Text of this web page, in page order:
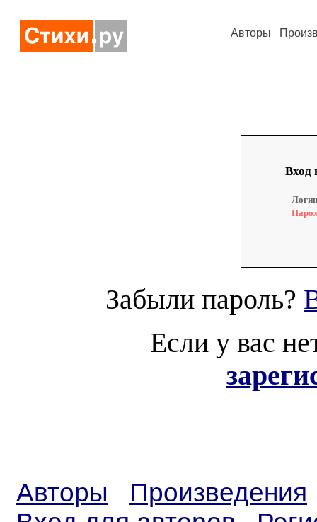
Авторы
Вход
Забыли пароль?
Если у вас
Авторы
Произведения